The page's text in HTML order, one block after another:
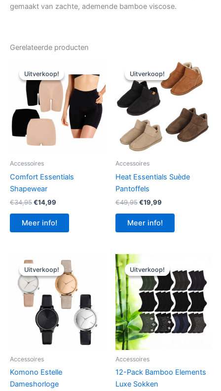
gemaakt van zachte, ademende bamboe viscose.
Gerelateerde producten
Uitverkoop!
Uitverkoop!
Accessoires
Comfort Essentials
Shapewear
€34,95Oorspronkelijke
was:
€34,95.
€14,99
is:
€14,99.
Meer info!
Uitverkoop!
Uitverkoop!
Accessoires
Heat Essentials Suède
Pantoffels
€49,95Oorspronkelijke
was:
€49,95.
€19,99
is:
€19,99.
Meer info!
Uitverkoop!
Uitverkoop!
Accessoires
Komono Estelle
Dameshorloge
Uitverkoop!
Uitverkoop!
Accessoires
12-Pack Bamboo Elements
Luxe Sokken